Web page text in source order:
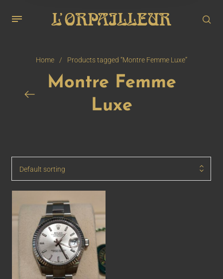
Home / Products tagged “Montre Femme Luxe”
Montre Femme
Luxe
Default sorting